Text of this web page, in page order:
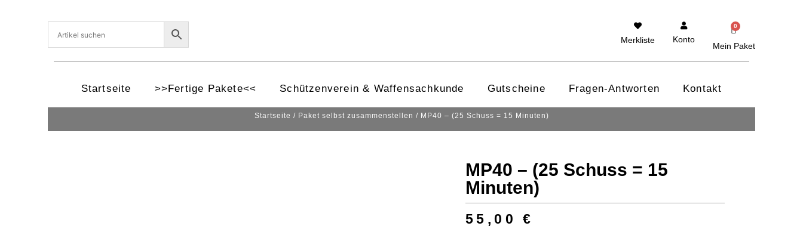
Merkliste Konto
0
Mein Paket
Startseite >>Fertige Pakete<< Schützenverein & Waffensachkunde Gutscheine Fragen-Antworten Kontakt
Startseite / Paket selbst zusammenstellen / MP40 – (25 Schuss = 15 Minuten)
MP40 – (25 Schuss = 15
Minuten)
55,00€